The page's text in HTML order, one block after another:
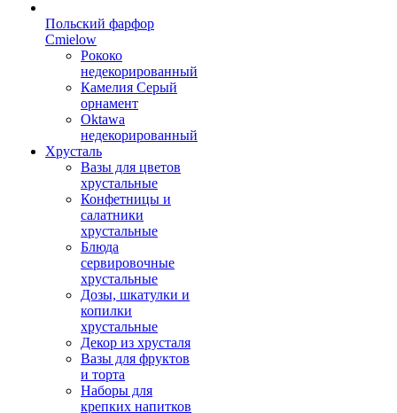
Польский фарфор
Сmielow
Рококо
недекорированный
Камелия Серый
орнамент
Oktawa
недекорированный
Хрусталь
Вазы для цветов
хрустальные
Конфетницы и
салатники
хрустальные
Блюда
сервировочные
хрустальные
Дозы, шкатулки и
копилки
хрустальные
Декор из хрусталя
Вазы для фруктов
и торта
Наборы для
крепких напитков